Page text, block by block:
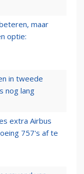
maar
optie:
in tweede
nog lang
extra Airbus
757's af te